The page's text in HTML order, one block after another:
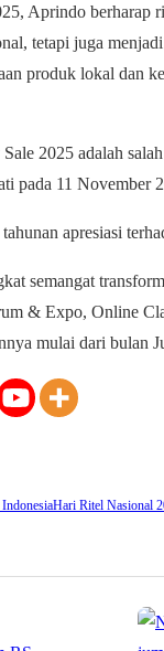
Aprindo berharap
tetapi juga
produk lokal dan
2025 adalah
pada 11 November
apresiasi
semangat
& Expo, Online
mulai dari bulan
Hari Ritel Nasional